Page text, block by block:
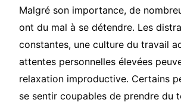
Malgré son importance, de
ont du mal à se détendre. Les
constantes, une culture du travail
attentes personnelles élevées
relaxation improductive. Certains
se sentir coupables de prendre du